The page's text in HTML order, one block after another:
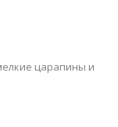
царапины и